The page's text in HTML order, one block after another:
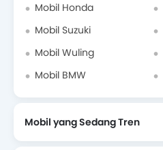
Mobil Honda
Mobil Suzuki
Mobil Wuling
Mobil BMW
Mobil yang Sedang Tren